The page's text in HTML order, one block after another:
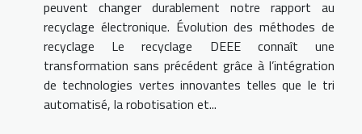
peuvent changer durablement notre rapport au
recyclage électronique. Évolution des méthodes de
recyclage Le recyclage DEEE connaît une
transformation sans précédent grâce à l’intégration
de technologies vertes innovantes telles que le tri
automatisé, la robotisation et...